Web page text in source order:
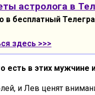
астролога в
в бесплатный
здесь >>>
есть в этих мужчине
и Лев ценят